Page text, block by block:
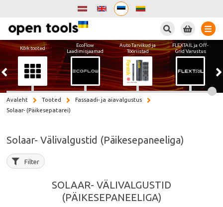
Kõik tooted
EcoFlow
Laadimisjaamad
Auto Tarvikud ja
Tööriistad
FLEXTAIL ja Off-
Grid Varustus
Avaleht Tooted
Fassaadi- ja aiavalgustus
Solaar- (Päikesepatarei)
Solaar- Välivalgustid (Päikesepaneeliga)
Filter
SOLAAR- VÄLIVALGUSTID
(PÄIKESEPANEELIGA)